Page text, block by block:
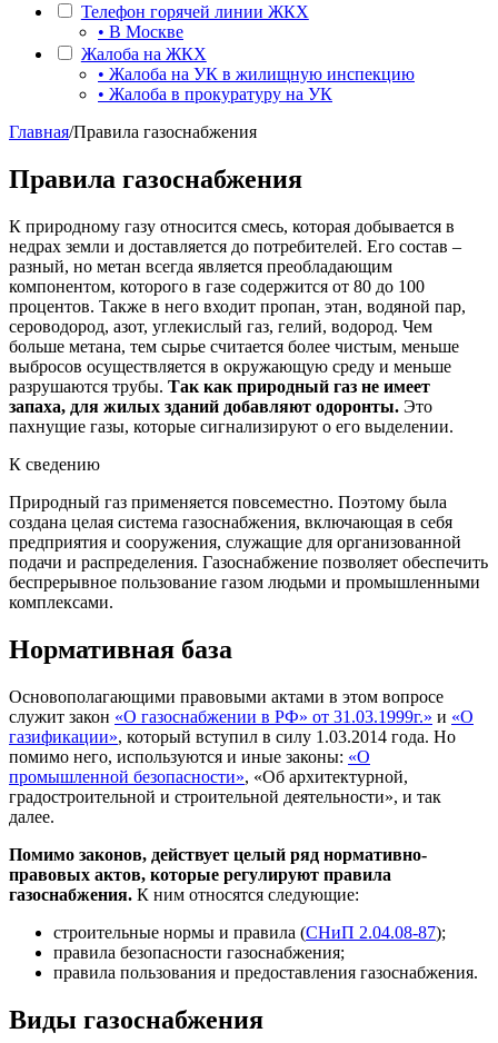
Телефон горячей линии ЖКХ
• В Москве
Жалоба на ЖКХ
• Жалоба на УК в жилищную инспекцию
• Жалоба в прокуратуру на УК
Главная/Правила газоснабжения
Правила газоснабжения
К природному газу относится смесь, которая добывается в
недрах земли и доставляется до потребителей. Его состав –
разный, но метан всегда является преобладающим
компонентом, которого в газе содержится от 80 до 100
процентов. Также в него входит пропан, этан, водяной пар,
сероводород, азот, углекислый газ, гелий, водород. Чем
больше метана, тем сырье считается более чистым, меньше
выбросов осуществляется в окружающую среду и меньше
разрушаются трубы. Так как природный газ не имеет
запаха, для жилых зданий добавляют одоронты. Это
пахнущие газы, которые сигнализируют о его выделении.
К сведению
Природный газ применяется повсеместно. Поэтому была
создана целая система газоснабжения, включающая в себя
предприятия и сооружения, служащие для организованной
подачи и распределения. Газоснабжение позволяет обеспечить
беспрерывное пользование газом людьми и промышленными
комплексами.
Нормативная база
Основополагающими правовыми актами в этом вопросе
служит закон «О газоснабжении в РФ» от 31.03.1999г.» и «О
газификации», который вступил в силу 1.03.2014 года. Но
помимо него, используются и иные законы: «О
промышленной безопасности», «Об архитектурной,
градостроительной и строительной деятельности», и так
далее.
Помимо законов, действует целый ряд нормативно-
правовых актов, которые регулируют правила
газоснабжения. К ним относятся следующие:
строительные нормы и правила (СНиП 2.04.08-87);
правила безопасности газоснабжения;
правила пользования и предоставления газоснабжения.
Виды газоснабжения